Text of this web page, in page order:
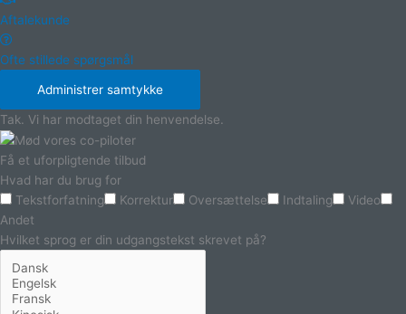
Aftalekunde
Ofte stillede spørgsmål
Administrer samtykke
Tak. Vi har modtaget din henvendelse.
Få et uforpligtende tilbud
Hvad har du brug for
Tekstforfatning
Korrektur Oversættelse Indtaling
Video
Andet
Hvilket sprog er din udgangstekst skrevet på?